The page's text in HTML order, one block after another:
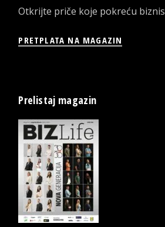
Otkrijte priče koje pokreću biznis
PRETPLATA NA MAGAZIN
Prelistaj magazin